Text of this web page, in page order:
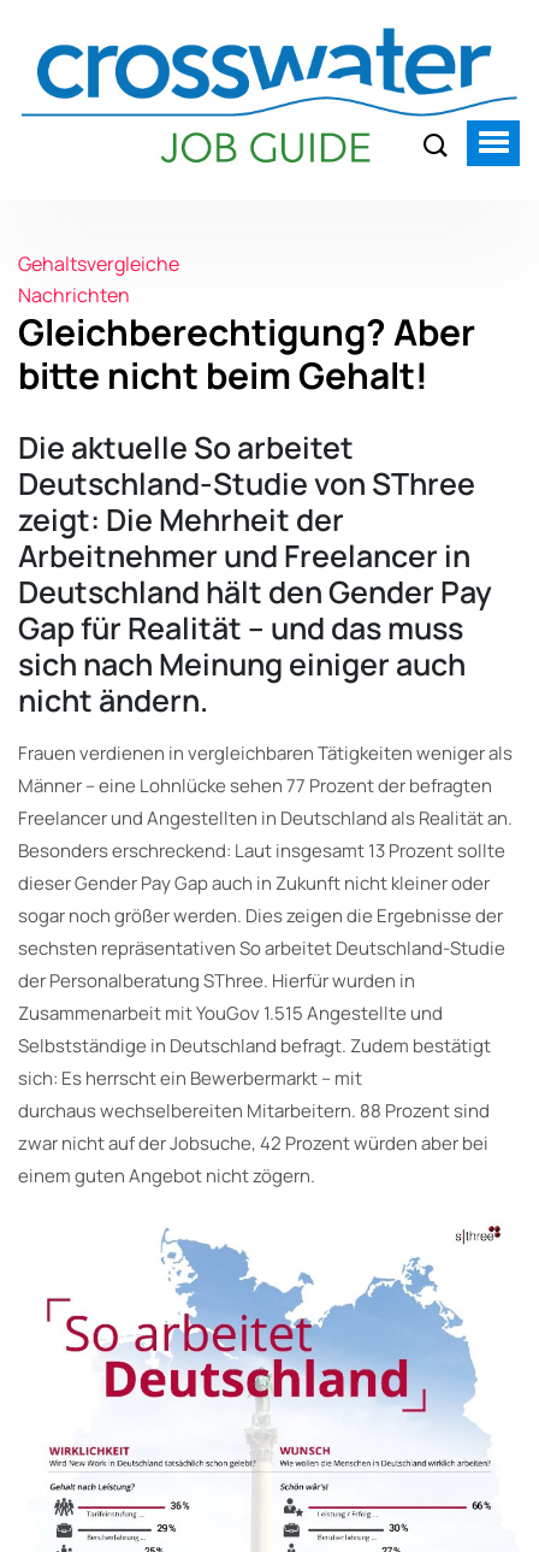
Gehaltsvergleiche
Nachrichten
Gleichberechtigung? Aber
bitte nicht beim Gehalt!
Die aktuelle So arbeitet
Deutschland-Studie von SThree
zeigt: Die Mehrheit der
Arbeitnehmer und Freelancer in
Deutschland hält den Gender Pay
Gap für Realität – und das muss
sich nach Meinung einiger auch
nicht ändern.
Frauen verdienen in vergleichbaren Tätigkeiten weniger als
Männer – eine Lohnlücke sehen 77 Prozent der befragten
Freelancer und Angestellten in Deutschland als Realität an.
Besonders erschreckend: Laut insgesamt 13 Prozent sollte
dieser Gender Pay Gap auch in Zukunft nicht kleiner oder
sogar noch größer werden. Dies zeigen die Ergebnisse der
sechsten repräsentativen So arbeitet Deutschland-Studie
der Personalberatung SThree. Hierfür wurden in
Zusammenarbeit mit YouGov 1.515 Angestellte und
Selbstständige in Deutschland befragt. Zudem bestätigt
sich: Es herrscht ein Bewerbermarkt – mit
durchaus wechselbereiten Mitarbeitern. 88 Prozent sind
zwar nicht auf der Jobsuche, 42 Prozent würden aber bei
einem guten Angebot nicht zögern.